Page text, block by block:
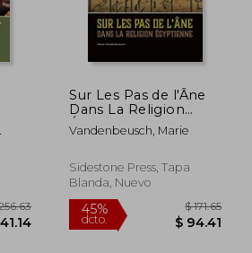
Sur Les Pas de l'Âne
Dans La Religion
Égyptienne (en
Francés)
Vandenbeusch, Marie
Sidestone Press, Tapa
Blanda, Nuevo